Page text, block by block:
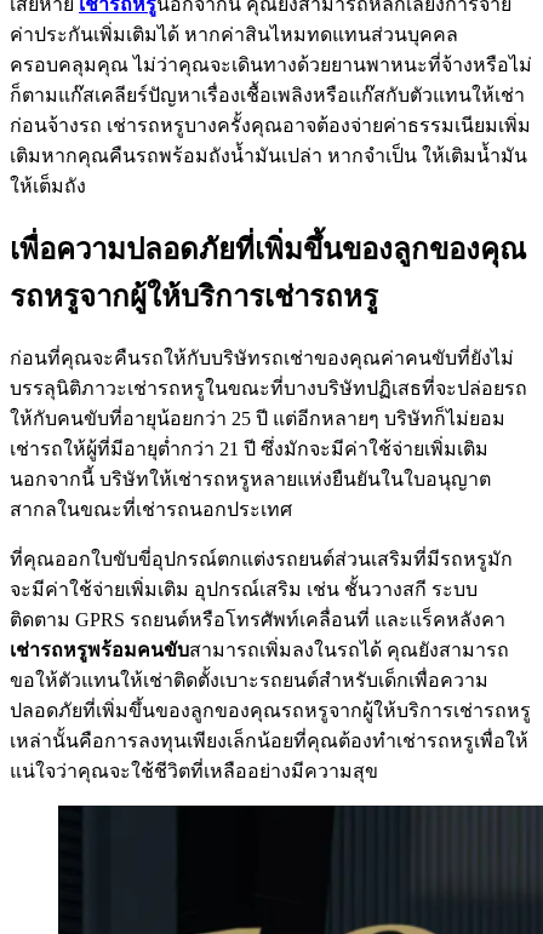
ค่าประกันเพิ่มเติมได้ หากค่าสินไหมทดแทนส่วนบุคคล
ครอบคลุมคุณ ไม่ว่าคุณจะเดินทางด้วยยานพาหนะที่จ้างหรือไม่
ก็ตามแก๊สเคลียร์ปัญหาเรื่องเชื้อเพลิงหรือแก๊สกับตัวแทนให้เช่า
ก่อนจ้างรถ เช่ารถหรูบางครั้งคุณอาจต้องจ่ายค่าธรรมเนียมเพิ่ม
เติมหากคุณคืนรถพร้อมถังน้ำมันเปล่า หากจำเป็น ให้เติมน้ำมัน
ให้เต็มถัง
เพื่อความปลอดภัยที่เพิ่มขึ้นของลูกของคุณ
รถหรูจากผู้ให้บริการเช่ารถหรู
ก่อนที่คุณจะคืนรถให้กับบริษัทรถเช่าของคุณค่าคนขับที่ยังไม่
บรรลุนิติภาวะเช่ารถหรูในขณะที่บางบริษัทปฏิเสธที่จะปล่อยรถ
ให้กับคนขับที่อายุน้อยกว่า 25 ปี แต่อีกหลายๆ บริษัทก็ไม่ยอม
เช่ารถให้ผู้ที่มีอายุต่ำกว่า 21 ปี ซึ่งมักจะมีค่าใช้จ่ายเพิ่มเติม
นอกจากนี้ บริษัทให้เช่ารถหรูหลายแห่งยืนยันในใบอนุญาต
สากลในขณะที่เช่ารถนอกประเทศ
ที่คุณออกใบขับขี่อุปกรณ์ตกแต่งรถยนต์ส่วนเสริมที่มีรถหรูมัก
จะมีค่าใช้จ่ายเพิ่มเติม อุปกรณ์เสริม เช่น ชั้นวางสกี ระบบ
ติดตาม GPRS รถยนต์หรือโทรศัพท์เคลื่อนที่ และแร็คหลังคา
เช่ารถหรูพร้อมคนขับสามารถเพิ่มลงในรถได้ คุณยังสามารถ
ขอให้ตัวแทนให้เช่าติดตั้งเบาะรถยนต์สำหรับเด็กเพื่อความ
ปลอดภัยที่เพิ่มขึ้นของลูกของคุณรถหรูจากผู้ให้บริการเช่ารถหรู
เหล่านั้นคือการลงทุนเพียงเล็กน้อยที่คุณต้องทำเช่ารถหรูเพื่อให้
แน่ใจว่าคุณจะใช้ชีวิตที่เหลืออย่างมีความสุข